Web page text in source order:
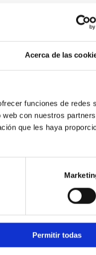
Acerca de las
funciones de redes
con nuestros
que les haya
Permitir todas